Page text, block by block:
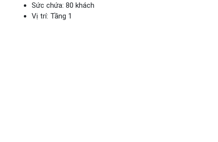
Sức chứa: 80 khách
Vị trí: Tầng 1